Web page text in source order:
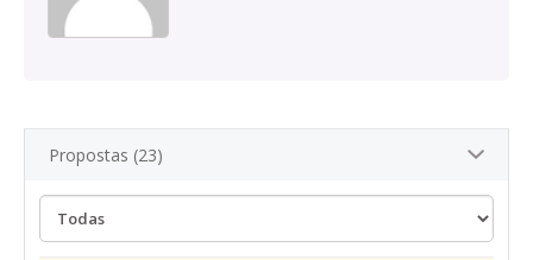
Propostas (23)